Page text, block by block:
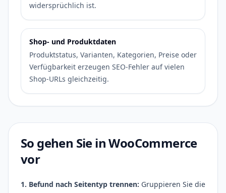
widersprüchlich ist.
Shop- und Produktdaten
Produktstatus, Varianten, Kategorien, Preise oder
Verfügbarkeit erzeugen SEO-Fehler auf vielen
Shop-URLs gleichzeitig.
So gehen Sie in WooCommerce
vor
1. Befund nach Seitentyp trennen: Gruppieren Sie die